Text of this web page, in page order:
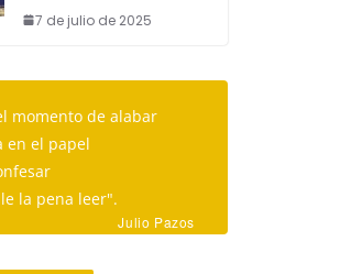
7 de julio de 2025
momento de alabar
en el papel
la pena leer".
Julio Pazos